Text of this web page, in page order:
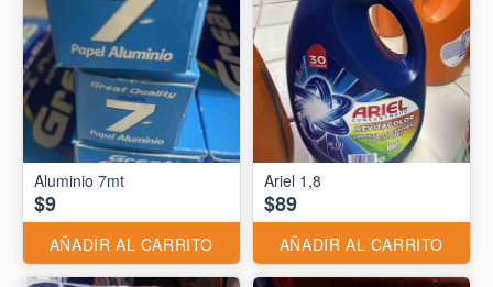
Aluminio 7mt
$9
AÑADIR AL CARRITO
Ariel 1,8
$89
AÑADIR AL CARRITO